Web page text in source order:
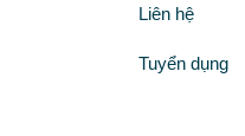
Liên hệ
Tuyển dụng